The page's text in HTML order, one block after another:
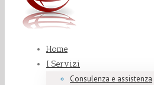
Home
I Servizi
Consulenza e assistenza